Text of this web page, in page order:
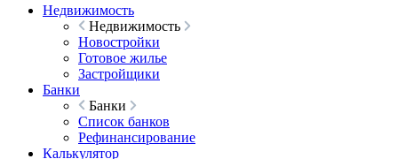
Недвижимость
Недвижимость
Новостройки
Готовое жилье
Застройщики
Банки
Банки
Список банков
Рефинансирование
Калькулятор